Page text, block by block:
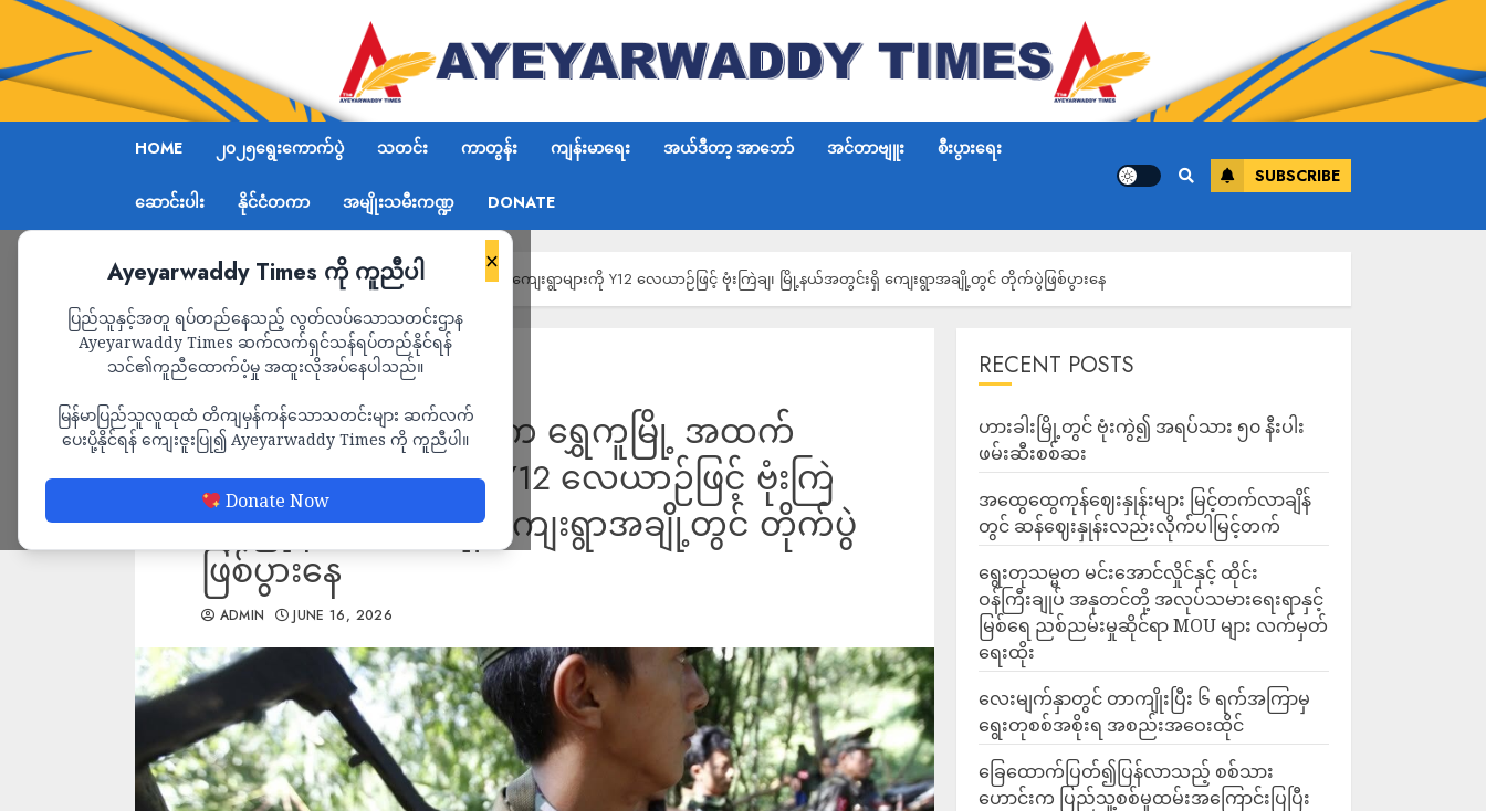
HOME ၂၀၂၅ရွေးကောက်ပွဲ သတင်း ကာတွန်း ကျန်းမာရေး အယ်ဒီတာ့ အာဘော် အင်တာဗျူး စီးပွားရေး
ဆောင်းပါး နိုင်ငံတကာ အမျိုးသမီးကဏ္ဍ DONATE
SUBSCRIBE
×
Ayeyarwaddy Times ကို ကူညီပါ
ပြည်သူနှင့်အတူ ရပ်တည်နေသည့် လွတ်လပ်သောသတင်းဌာန
Ayeyarwaddy Times ဆက်လက်ရှင်သန်ရပ်တည်နိုင်ရန်
သင်၏ကူညီထောက်ပံ့မှု အထူးလိုအပ်နေပါသည်။
မြန်မာပြည်သူလူထုထံ တိကျမှန်ကန်သောသတင်းများ ဆက်လက်
ပေးပို့နိုင်ရန် ကျေးဇူးပြု၍ Ayeyarwaddy Times ကို ကူညီပါ။
Donate Now
Home ရွေးတုအစိုးရ စစ်တပ်က ရွှေကူမြို့ အထက်ဘက်ကျေးရွာများကို Y12 လေယာဉ်ဖြင့် ဗုံးကြဲချ၊ မြို့နယ်အတွင်းရှိ ကျေးရွာအချို့တွင် တိုက်ပွဲဖြစ်ပွားနေ
သတင်း
ရွေးတုအစိုးရ စစ်တပ်က ရွှေကူမြို့ အထက်
ဘက်ကျေးရွာများကို Y12 လေယာဉ်ဖြင့် ဗုံးကြဲ
ချ၊ မြို့နယ်အတွင်းရှိ ကျေးရွာအချို့တွင် တိုက်ပွဲ
ဖြစ်ပွားနေ
ADMIN JUNE 16, 2026
RECENT POSTS
ဟားခါးမြို့တွင် ဗုံးကွဲ၍ အရပ်သား ၅၀ နီးပါး
ဖမ်းဆီးစစ်ဆး
အထွေထွေကုန်ဈေးနှုန်းများ မြင့်တက်လာချိန်
တွင် ဆန်ဈေးနှုန်းလည်းလိုက်ပါမြင့်တက်
ရွေးတုသမ္မတ မင်းအောင်လှိုင်နှင့် ထိုင်း
ဝန်ကြီးချုပ် အနုတင်တို့ အလုပ်သမားရေးရာနှင့်
မြစ်ရေ ညစ်ညမ်းမှုဆိုင်ရာ MOU များ လက်မှတ်
ရေးထိုး
လေးမျက်နှာတွင် တာကျိုးပြီး ၆ ရက်အကြာမှ
ရွေးတုစစ်အစိုးရ အစည်းအဝေးထိုင်
ခြေထောက်ပြတ်၍ပြန်လာသည့် စစ်သား
ဟောင်းက ပြည်သူ့စစ်မှုထမ်းအကြောင်းပြပြီး